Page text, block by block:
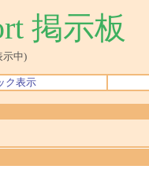
掲示板
示中)
ク表示